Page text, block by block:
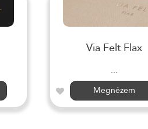
Via Felt Flax
...
Megnézem